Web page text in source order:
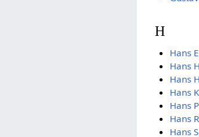
H
Hans
Hans
Hans
Hans
Hans
Hans
Hans